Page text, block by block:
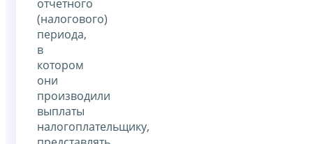
отчетного
(налогового)
периода,
в
котором
они
производили
выплаты
налогоплательщику,